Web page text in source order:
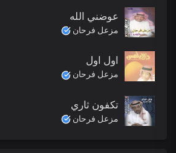
عوضني الله
مزعل فرحان
اول اول
مزعل فرحان
تكفون ثاري
مزعل فرحان